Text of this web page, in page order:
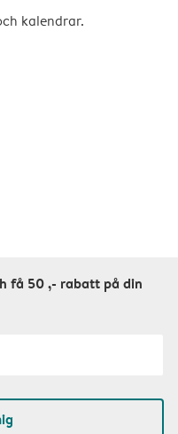
kalendrar.
få 50 ,- rabatt på din